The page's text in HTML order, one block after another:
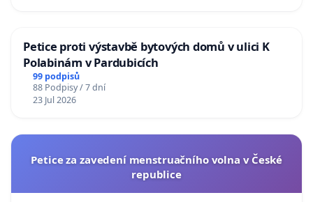
Petice proti výstavbě bytových domů v ulici K
Polabinám v Pardubicích
99 podpisů
88 Podpisy / 7 dní
23 Jul 2026
Petice za zavedení menstruačního volna v České
republice